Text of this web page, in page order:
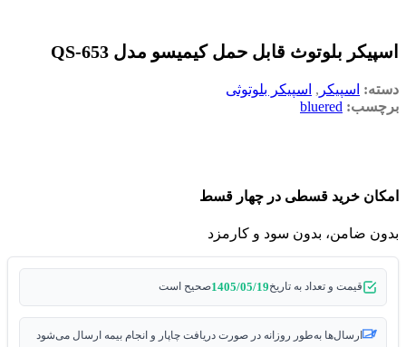
اسپیکر بلوتوث قابل حمل کیمیسو مدل QS-653
دسته: اسپیکر , اسپیکر بلوتوثی
برچسب: bluered
امکان خرید قسطی در چهار قسط
بدون ضامن، بدون سود و کارمزد
قیمت و تعداد به تاریخ1405/05/19صحیح است
ارسال‌ها به‌طور روزانه در صورت دریافت چاپار و انجام بیمه ارسال می‌شود